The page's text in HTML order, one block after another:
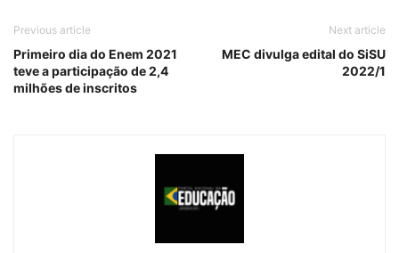
Previous article
Primeiro dia do Enem 2021
teve a participação de 2,4
milhões de inscritos
Next article
MEC divulga edital do SiSU
2022/1